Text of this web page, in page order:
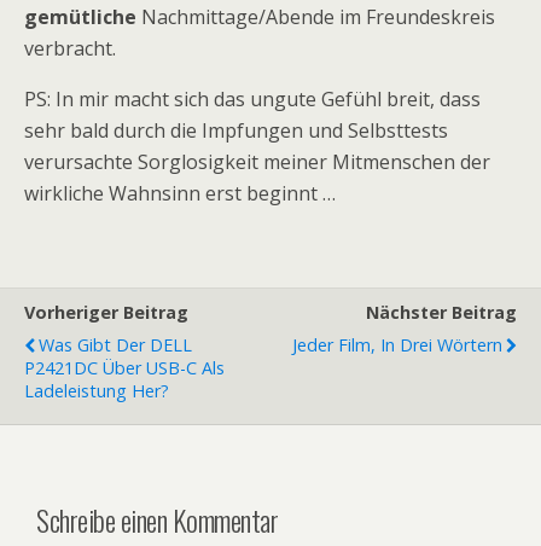
gemütliche Nachmittage/Abende im Freundeskreis
verbracht.
PS: In mir macht sich das ungute Gefühl breit, dass
sehr bald durch die Impfungen und Selbsttests
verursachte Sorglosigkeit meiner Mitmenschen der
wirkliche Wahnsinn erst beginnt …
Vorheriger Beitrag
Was Gibt Der DELL
P2421DC Über USB-C Als
Ladeleistung Her?
Nächster Beitrag
Jeder Film, In Drei Wörtern
Schreibe einen Kommentar